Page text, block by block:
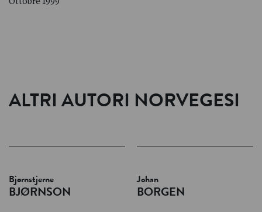
ALTRI AUTORI NORVEGESI
Bjørnstjerne
BJØRNSON
Johan
BORGEN